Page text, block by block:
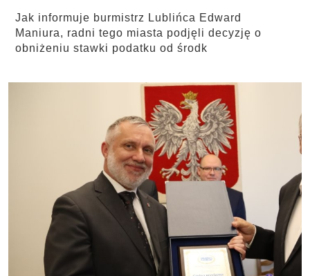
Jak informuje burmistrz Lublińca Edward
Maniura, radni tego miasta podjęli decyzję o
obniżeniu stawki podatku od środk